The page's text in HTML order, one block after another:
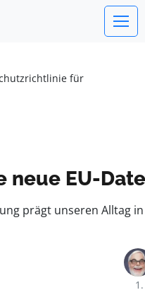
für
neue EU-
prägt unseren Alltag